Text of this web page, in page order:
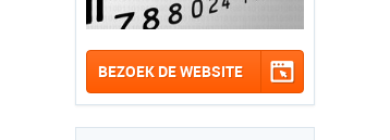
BEZOEK DE WEBSITE